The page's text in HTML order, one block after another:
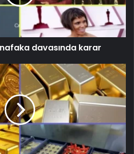
davasında karar